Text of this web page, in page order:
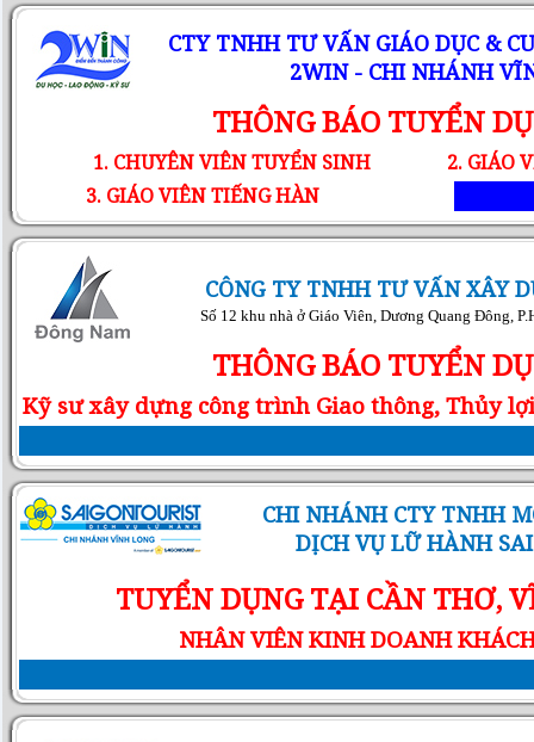
CTY TNHH TƯ VẤN GIÁO DỤC &
2WIN - CHI NHÁNH
THÔNG BÁO TUYỂN
1. CHUYÊN VIÊN TUYỂN SINH
2. GIÁO
3. GIÁO VIÊN TIẾNG HÀN
CÔNG TY TNHH TƯ VẤN XÂY
Số 12 khu nhà ở Giáo Viên, Dương Quang Đông,
THÔNG BÁO TUYỂN
Kỹ sư xây dựng công trình Giao thông, Thủy
CHI NHÁNH CTY TNHH
DỊCH VỤ LỮ HÀNH
TUYỂN DỤNG TẠI CẦN THƠ,
NHÂN VIÊN KINH DOANH